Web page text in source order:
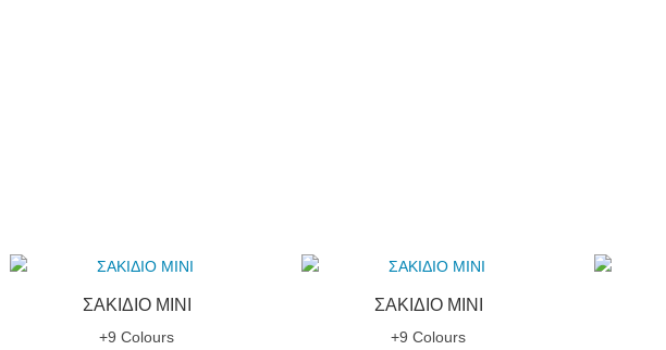
ΣΑΚΙΔΙΟ MINI
+9 Colours
ΣΑΚΙΔΙΟ MINI
+9 Colours